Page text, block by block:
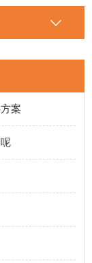
案